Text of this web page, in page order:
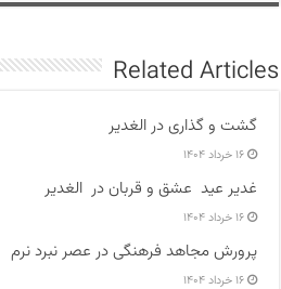
Related Articles
گشت و گذاری در الغدیر
۱۶ خرداد ۱۴۰۴
غدیر عید عشق و قربان در الغدیر
۱۶ خرداد ۱۴۰۴
پرورش مجاهد فرهنگی در عصر نبرد نرم
۱۶ خرداد ۱۴۰۴